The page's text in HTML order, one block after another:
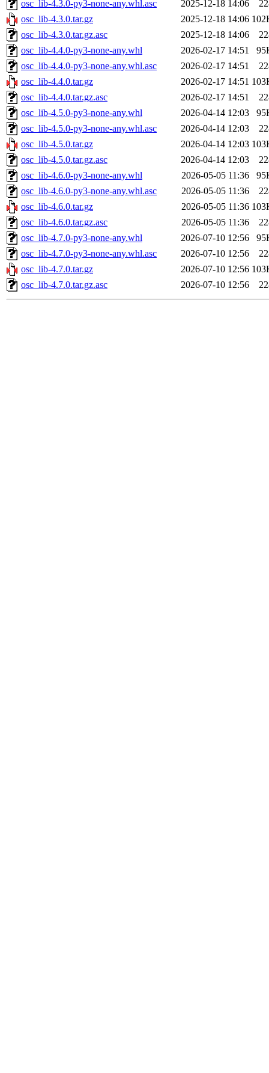
osc_lib-4.3.0-py3-none-any.whl.asc 2025-12-18 14:06
osc_lib-4.3.0.tar.gz
2025-12-18 14:06
osc_lib-4.3.0.tar.gz.asc
2025-12-18 14:06
osc_lib-4.4.0-py3-none-any.whl
2026-02-17 14:51
osc_lib-4.4.0-py3-none-any.whl.asc
2026-02-17 14:51
osc_lib-4.4.0.tar.gz
2026-02-17 14:51
osc_lib-4.4.0.tar.gz.asc
2026-02-17 14:51
osc_lib-4.5.0-py3-none-any.whl
2026-04-14 12:03
osc_lib-4.5.0-py3-none-any.whl.asc
2026-04-14 12:03
osc_lib-4.5.0.tar.gz
2026-04-14 12:03
osc_lib-4.5.0.tar.gz.asc
2026-04-14 12:03
osc_lib-4.6.0-py3-none-any.whl
2026-05-05 11:36
osc_lib-4.6.0-py3-none-any.whl.asc
2026-05-05 11:36
osc_lib-4.6.0.tar.gz
2026-05-05 11:36
osc_lib-4.6.0.tar.gz.asc
2026-05-05 11:36
osc_lib-4.7.0-py3-none-any.whl
2026-07-10 12:56
osc_lib-4.7.0-py3-none-any.whl.asc
2026-07-10 12:56
osc_lib-4.7.0.tar.gz
2026-07-10 12:56
osc_lib-4.7.0.tar.gz.asc
2026-07-10 12:56